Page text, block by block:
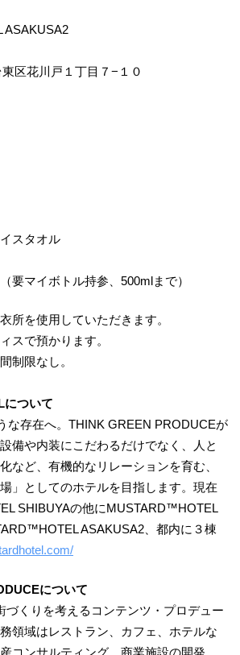
ASAKUSA2
区花川戸１丁目７−１０
スタオル
要マイボトル持参、500mlまで）
所を使用していただきます。
スで預かります。
制限なし。
ついて
な存在へ。THINK GREEN PRODUCEが
備や内装にこだわるだけでなく、人と
など、有機的なリレーションを育む、
」としてのホテルを目指します。現在
SHIBUYAの他にMUSTARD™️HOTEL
ASAKUSA2、都内に３棟
について
づくりを考えるコンテンツ・プロデュー
領域はレストラン、カフェ、ホテルな
コンサルティング、商業施設の開発、